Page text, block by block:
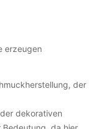
erzeugen
der
dekorativen